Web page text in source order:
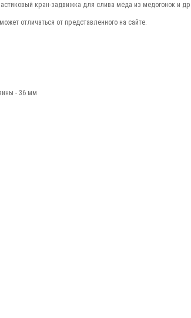
кран-задвижка для слива мёда из медогонок и
отличаться от представленного на сайте.
- 36 мм